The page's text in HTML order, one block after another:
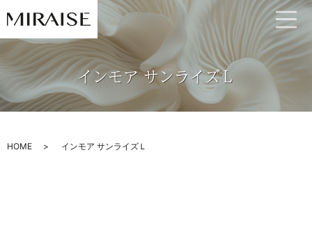
インモア サンライズＬ
HOME インモア サンライズＬ